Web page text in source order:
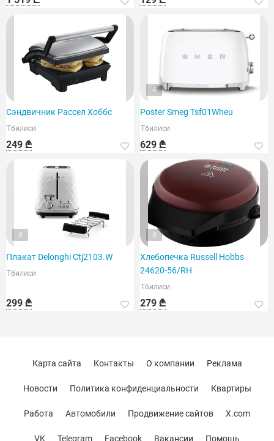
Сэндвичник Рассел Хоббс
Тбилиси
249 ₾
4
Poster Smeg Tsf01Wheu
Тбилиси
629 ₾
3
Плакат Delonghi Ctj2103.W
Тбилиси
299 ₾
3
Хлебопечка Russell Hobbs
24620-56/RH
Тбилиси
279 ₾
Карта сайта Контакты О компании Реклама
Новости Политика конфиденциальности Квартиры
Работа Автомобили Продвижение сайтов X.com
VK Telegram Facebook Вакансии Помощь